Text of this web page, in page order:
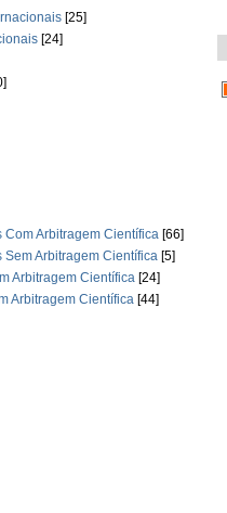
[25]
[24]
Com Arbitragem Científica [66]
Arbitragem Científica [5]
Arbitragem Científica [24]
Arbitragem Científica [44]